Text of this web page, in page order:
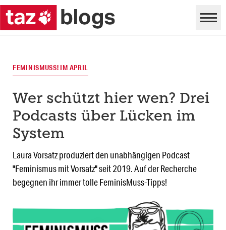
FEMINISMUSS! IM APRIL
Wer schützt hier wen? Drei
Podcasts über Lücken im
System
Laura Vorsatz produziert den unabhängigen Podcast
"Feminismus mit Vorsatz" seit 2019. Auf der Recherche
begegnen ihr immer tolle FeminisMuss-Tipps!